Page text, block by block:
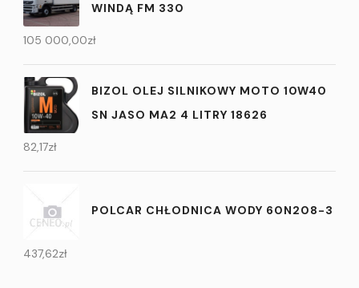
WINDĄ FM 330
105 000,00zł
BIZOL OLEJ SILNIKOWY MOTO 10W40
SN JASO MA2 4 LITRY 18626
82,17zł
POLCAR CHŁODNICA WODY 60N208-3
437,62zł